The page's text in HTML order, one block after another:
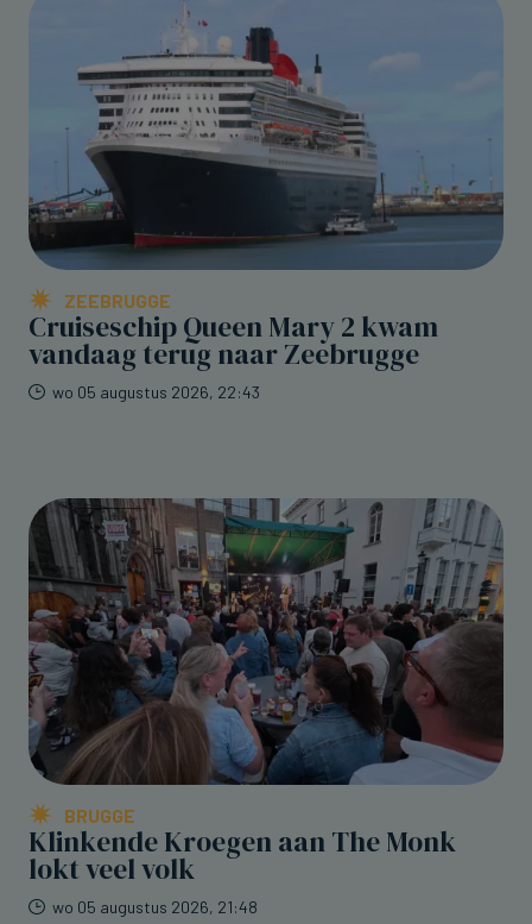
ZEEBRUGGE
Cruiseschip Queen Mary 2 kwam
vandaag terug naar Zeebrugge
wo 05 augustus 2026, 22:43
BRUGGE
Klinkende Kroegen aan The Monk
lokt veel volk
wo 05 augustus 2026, 21:48